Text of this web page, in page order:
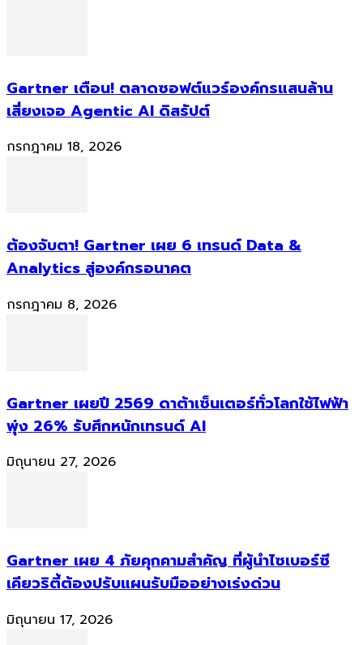
Gartner เตือน! ตลาดซอฟต์แวร์องค์กรแสนล้าน
เสี่ยงเจอ Agentic AI ดิสรัปต์
กรกฎาคม 18, 2026
ต้องจับตา! Gartner เผย 6 เทรนด์ Data &
Analytics สู่องค์กรอนาคต
กรกฎาคม 8, 2026
Gartner เผยปี 2569 ดาต้าเซ็นเตอร์ทั่วโลกใช้ไฟฟ้า
พุ่ง 26% รับศึกหนักเทรนด์ AI
มิถุนายน 27, 2026
Gartner เผย 4 ภัยคุกคามสำคัญ ที่ผู้นำไซเบอร์ซี
เคียวริตี้ต้องปรับแผนรับมืออย่างเร่งด่วน
มิถุนายน 17, 2026